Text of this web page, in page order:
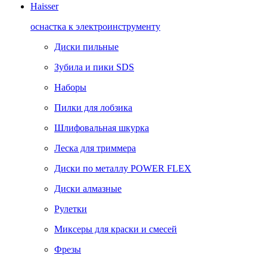
Haisser
оснастка к электроинструменту
Диски пильные
Зубила и пики SDS
Наборы
Пилки для лобзика
Шлифовальная шкурка
Леска для триммера
Диски по металлу POWER FLEX
Диски алмазные
Рулетки
Миксеры для краски и смесей
Фрезы